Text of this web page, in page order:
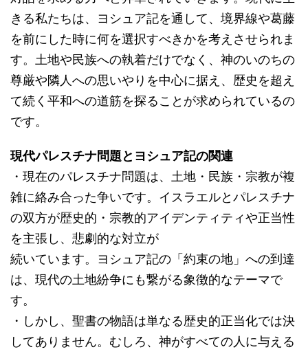
きる私たちは、ヨシュア記を通して、境界線や葛藤
を前にした時に何を選択すべきかを考えさせられま
す。土地や民族への執着だけでなく、神のいのちの
尊厳や隣人への思いやりを中心に据え、歴史を超え
て続く平和への道筋を探ることが求められているの
です。
現代パレスチナ問題とヨシュア記の関連
・現在のパレスチナ問題は、土地・民族・宗教が複
雑に絡み合った争いです。イスラエルとパレスチナ
の双方が歴史的・宗教的アイデンティティや正当性
を主張し、悲劇的な対立が
続いています。ヨシュア記の「約束の地」への到達
は、現代の土地紛争にも繋がる象徴的なテーマで
す。
・しかし、聖書の物語は単なる歴史的正当化では決
してありません。むしろ、神がすべての人に与える